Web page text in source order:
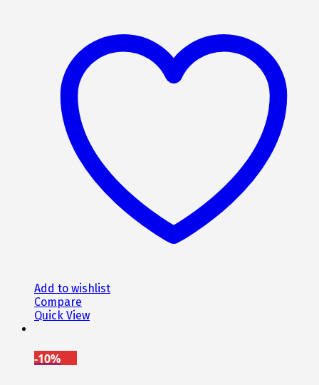
854€.
Add to wishlist
Compare
Quick View
-10%